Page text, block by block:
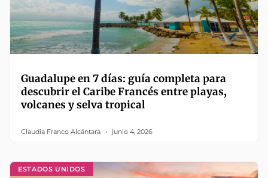
Guadalupe en 7 días: guía completa para
descubrir el Caribe Francés entre playas,
volcanes y selva tropical
Claudia Franco Alcántara junio 4, 2026
ESTADOS UNIDOS